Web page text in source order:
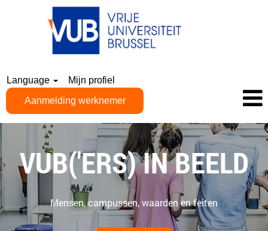
Language
Mijn profiel
Aanmelding werknemer
VUB('ERS) IN BEELD
Mensen, campussen, waarden en feiten